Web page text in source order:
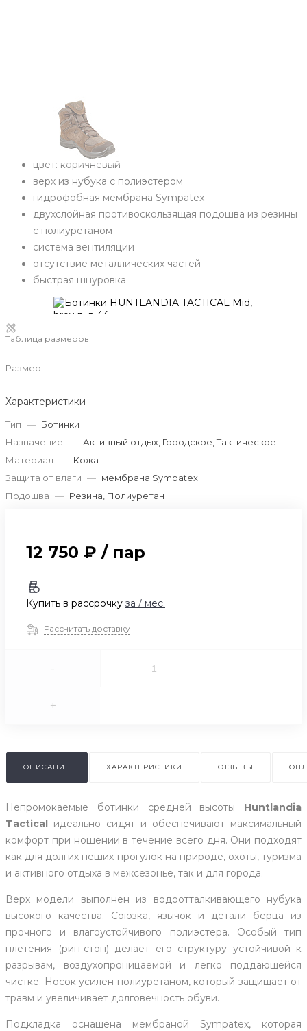
цвет: коричневый
верх из нубука с полиэстером
гидрофобная мембрана Sympatex
двухслойная противоскользящая подошва из резины
с полиуретаном
система вентиляции
отсутствие металлических частей
быстрая шнуровка
Таблица размеров
Размер
Характеристики
Тип — Ботинки
Назначение — Активный отдых, Городское, Тактическое
Материал — Кожа
Защита от влаги — мембрана Sympatex
Подошва — Резина, Полиуретан
12 750 ₽ / пар
Купить в рассрочку за / мес.
Рассчитать доставку
-
+
ОПИСАНИЕ ХАРАКТЕРИСТИКИ ОТЗЫВЫ
Непромокаемые ботинки средней высоты Huntlandia
Tactical идеально сидят и обеспечивают максимальный
комфорт при ношении в течение всего дня. Они подходят
как для долгих пеших прогулок на природе, охоты, туризма
и активного отдыха в межсезонье, так и для города.
Верх модели выполнен из водоотталкивающего нубука
высокого качества. Союзка, язычок и детали берца из
прочного и влагоустойчивого полиэстера. Особый тип
плетения (рип-стоп) делает его структуру устойчивой к
разрывам, воздухопроницаемой и легко поддающейся
чистке. Носок усилен полиуретаном, который защищает от
травм и увеличивает долговечность обуви.
Подкладка оснащена мембраной Sympatex, которая